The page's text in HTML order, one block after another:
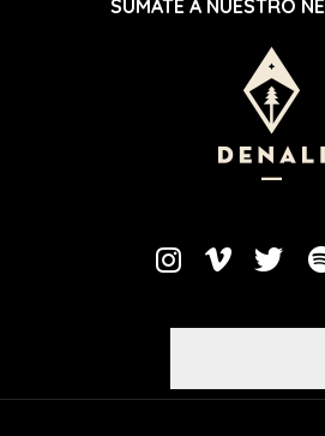
SUMATE A NUESTRO